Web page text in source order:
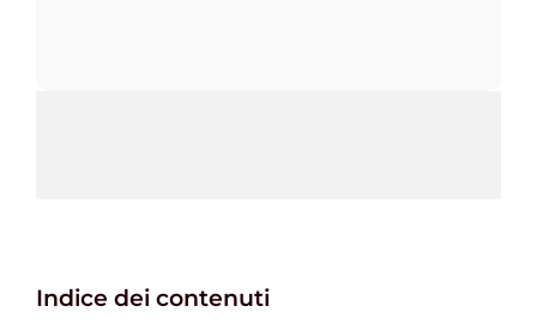
Indice dei contenuti